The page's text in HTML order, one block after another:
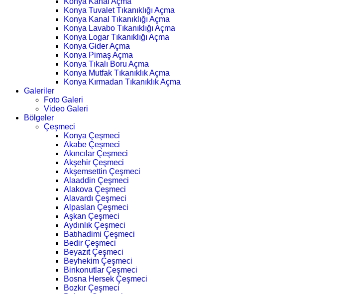
Konya Tuvalet Tıkanıklığı Açma
Konya Kanal Tıkanıklığı Açma
Konya Lavabo Tıkanıklığı Açma
Konya Logar Tıkanıklığı Açma
Konya Gider Açma
Konya Pimaş Açma
Konya Tıkalı Boru Açma
Konya Mutfak Tıkanıklık Açma
Konya Kırmadan Tıkanıklık Açma
Galeriler
Foto Galeri
Video Galeri
Bölgeler
Çeşmeci
Konya Çeşmeci
Akabe Çeşmeci
Akıncılar Çeşmeci
Akşehir Çeşmeci
Akşemsettin Çeşmeci
Alaaddin Çeşmeci
Alakova Çeşmeci
Alavardı Çeşmeci
Alpaslan Çeşmeci
Aşkan Çeşmeci
Aydınlık Çeşmeci
Batıhadimi Çeşmeci
Bedir Çeşmeci
Beyazıt Çeşmeci
Beyhekim Çeşmeci
Binkonutlar Çeşmeci
Bosna Hersek Çeşmeci
Bozkır Çeşmeci